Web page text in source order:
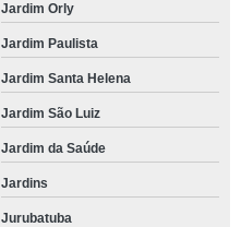
Jardim Orly
Jardim Paulista
Jardim Santa Helena
Jardim São Luiz
Jardim da Saúde
Jardins
Jurubatuba